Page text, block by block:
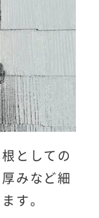
としての
みなど細
す。